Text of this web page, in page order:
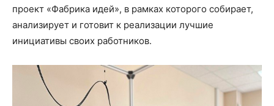
проект «Фабрика идей», в рамках которого собирает,
анализирует и готовит к реализации лучшие
инициативы своих работников.